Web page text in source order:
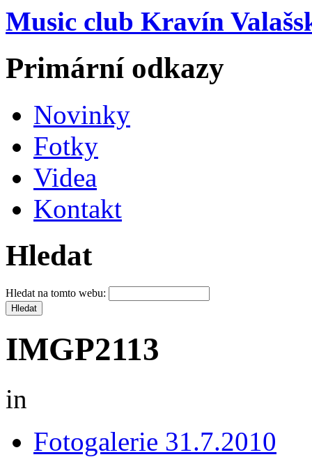
Music club Kravín
Primární odkazy
Novinky
Fotky
Videa
Kontakt
Hledat
Hledat na tomto webu:
IMGP2113
in
Fotogalerie 31.7.2010